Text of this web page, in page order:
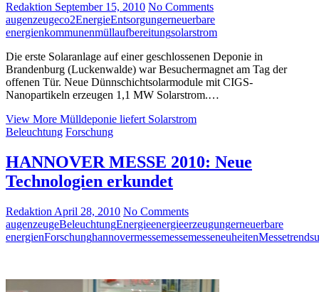
Redaktion September 15, 2010 No Comments
augenzeugeco2EnergieEntsorgungerneuerbare
energienkommunenmüllaufbereitungsolarstrom
Die erste Solaranlage auf einer geschlossenen Deponie in
Brandenburg (Luckenwalde) war Besuchermagnet am Tag der
offenen Tür. Neue Dünnschichtsolarmodule mit CIGS-
Nanopartikeln erzeugen 1,1 MW Solarstrom.…
View More Mülldeponie liefert Solarstrom
Beleuchtung Forschung
HANNOVER MESSE 2010: Neue
Technologien erkundet
Redaktion April 28, 2010 No Comments
augenzeugeBeleuchtungEnergieenergieerzeugungerneuerbare
energienForschunghannovermessemessemesseneuheitenMessetrends